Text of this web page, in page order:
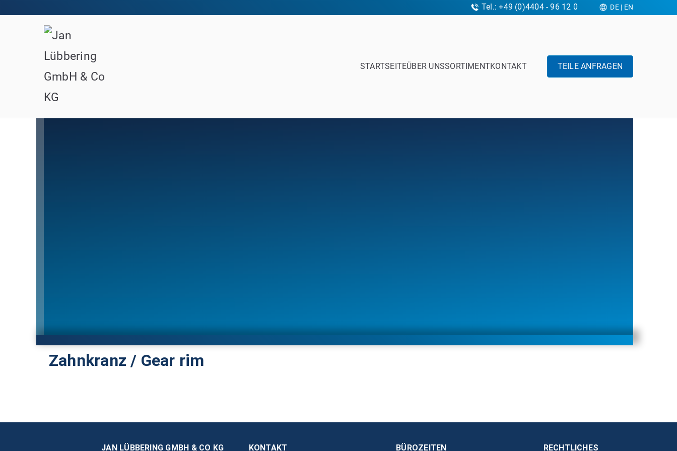
Tel.: +49 (0)4404 - 96 12 0 DE| EN
STARTSEITEÜBER UNSSORTIMENTKONTAKT TEILE ANFRAGEN
Zahnkranz / Gear rim
JAN LÜBBERING GMBH & CO KG KONTAKT BÜROZEITEN RECHTLICHES